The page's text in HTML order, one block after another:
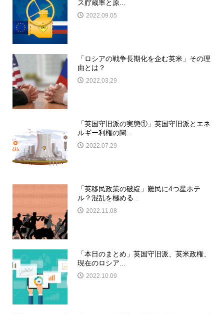
ス貯蔵率と原...
2022.09.05
「ロシアの戦争長期化を企む英米」その理
由とは？
2022.03.29
「英国守旧派の実態①」英国守旧派とエネ
ルギー利権の関...
2022.07.29
「英移民政策の破綻」難民に4つ星ホテ
ル？混乱を極める...
2022.11.08
「本日のまとめ」英国守旧派、英米政権、
現在のロシア...
2022.10.09